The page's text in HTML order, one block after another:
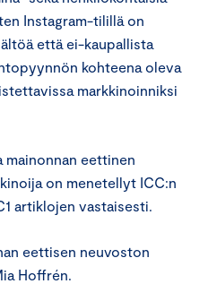
Instagram-tilillä on
että ei-kaupallista
kohteena oleva
markkinoinniksi
mainonnan eettinen
on menetellyt ICC:n
artiklojen vastaisesti.
eettisen neuvoston
Hoffrén.